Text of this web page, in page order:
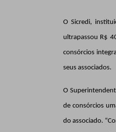
O Sicredi,
ultrapassou R$
consórcios
seus associados.
O
de consórcios
do associado.